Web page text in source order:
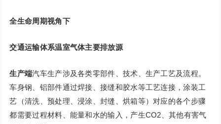
全生命周期视角下
交通运输体系温室气体主要排放源
生产端汽车生产涉及各类零部件、技术、生产工艺及流程。
车身钢、铝部件通过焊接、接缝和胶水等工艺连接，涂装工
艺（清洗、预处理、浸涂、封缝、烘箱等）对应的各个步骤
都需要过程材料、能量和水的输入，产生CO2、其他有害气